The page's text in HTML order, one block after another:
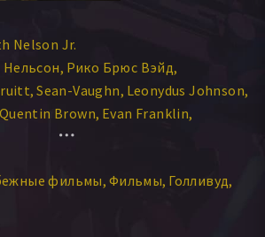
Nelson Jr.
Рико Брюс Вэйд
Sean-Vaughn Leonydus Johnson
Quentin Brown Evan Franklin
фильмы Фильмы Голливуд